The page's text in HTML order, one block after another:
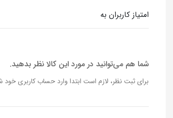
امتیاز کاربران به
شما هم می‌توانید در مورد این کالا نظر بدهید.
برای ثبت نظر، لازم است ابتدا وارد حساب کاربری